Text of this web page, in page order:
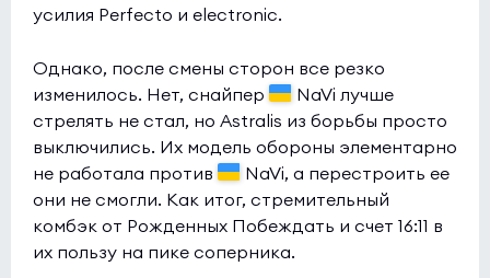
Esports World Cup 2026 Open Qualifier
NRG
Esports World Cup 2026 Open Qualifier
Vandulken 0
Spirit HU
0:0
Esports World Cup 2026 Open Qualifier
усилия Perfecto и electronic.
Однако, после смены сторон все резко
изменилось. Нет, снайпер
NaVi лучше
стрелять не стал, но Astralis из борьбы просто
выключились. Их модель обороны элементарно
не работала против
NaVi, а перестроить ее
они не смогли. Как итог, стремительный
комбэк от Рожденных Побеждать и счет 16:11 в
их пользу на пике соперника.